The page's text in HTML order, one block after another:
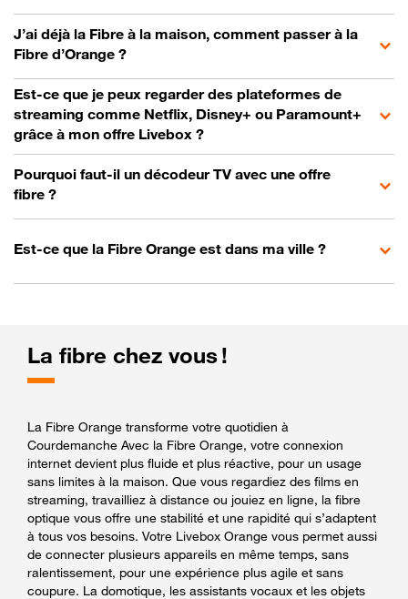
J’ai déjà la Fibre à la maison, comment passer à la
Fibre d’Orange ?
Est-ce que je peux regarder des plateformes de
streaming comme Netflix, Disney+ ou Paramount+
grâce à mon offre Livebox ?
Pourquoi faut-il un décodeur TV avec une offre
fibre ?
Est-ce que la Fibre Orange est dans ma ville ?
La fibre chez vous !
La Fibre Orange transforme votre quotidien à
Courdemanche Avec la Fibre Orange, votre connexion
internet devient plus fluide et plus réactive, pour un usage
sans limites à la maison. Que vous regardiez des films en
streaming, travailliez à distance ou jouiez en ligne, la fibre
optique vous offre une stabilité et une rapidité qui s’adaptent
à tous vos besoins. Votre Livebox Orange vous permet aussi
de connecter plusieurs appareils en même temps, sans
ralentissement, pour une expérience plus agile et sans
coupure. La domotique, les assistants vocaux et les objets